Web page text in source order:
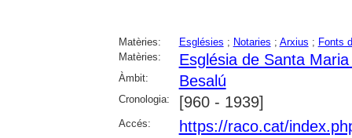
Matèries: Esglésies ; Notaries ; Arxius ; Fonts
Matèries:
Església de Santa
Àmbit: Besalú
Cronologia: [960 - 1939]
Accés: https://raco.cat/